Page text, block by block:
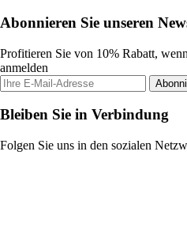
Abonnieren Sie unseren
Profitieren Sie von 10% Rabatt,
anmelden
Bleiben Sie in Verbindung
Folgen Sie uns in den sozialen